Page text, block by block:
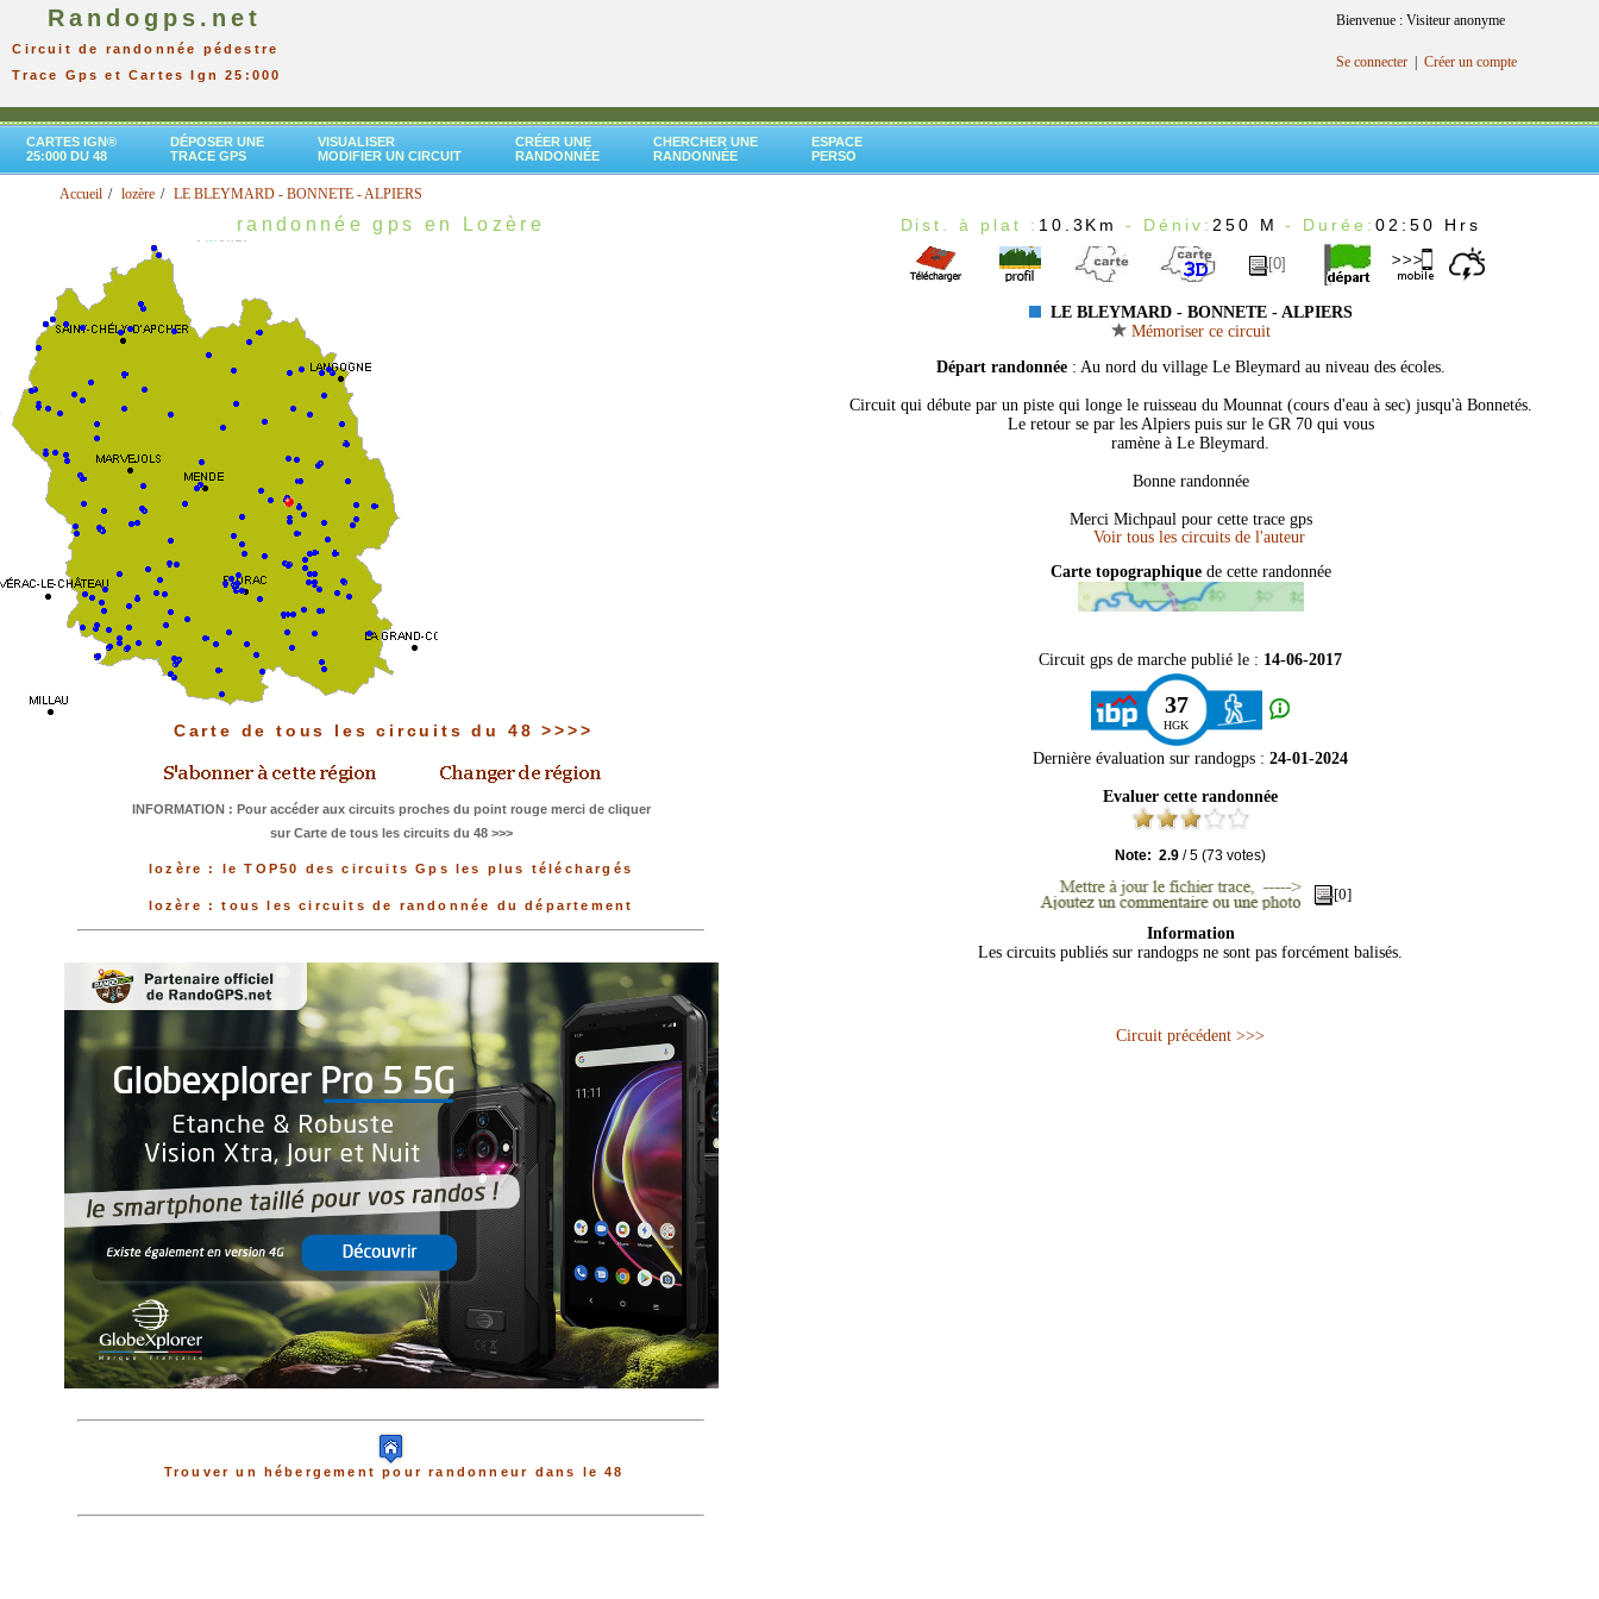
Randogps.net
Circuit de randonnée pédestre
Trace Gps et Cartes Ign 25:000
Bienvenue : Visiteur anonyme
Se connecter Créer un compte
CARTES IGN®
25:000 DU 48
DÉPOSER UNE
TRACE GPS
VISUALISER
MODIFIER UN CIRCUIT
CRÉER UNE
RANDONNÉE
CHERCHER UNE
RANDONNÉE
ESPACE
PERSO
Accueil lozère LE BLEYMARD - BONNETE - ALPIERS
randonnée gps en Lozère
Carte de tous les circuits du 48 >>>>
INFORMATION : Pour accéder aux circuits proches du point rouge merci de cliquer
sur Carte de tous les circuits du 48 >>>
lozère : le TOP50 des circuits Gps les plus téléchargés
lozère : tous les circuits de randonnée du département
Trouver un hébergement pour randonneur dans le 48
Dist. à plat : 10.3Km - Déniv: 250 M- Durée: 02:50 Hrs
[0]
LE BLEYMARD - BONNETE - ALPIERS
Mémoriser ce circuit
Départ randonnée : Au nord du village Le Bleymard au niveau des écoles.
Circuit qui débute par un piste qui longe le ruisseau du Mounnat (cours d'eau à sec) jusqu'à Bonnetés.
Le retour se par les Alpiers puis sur le GR 70 qui vous
ramène à Le Bleymard.
Bonne randonnée
Merci Michpaul pour cette trace gps
Carte topographique de cette randonnée
Circuit gps de marche publié le : 14-06-2017
37
HGK
Dernière évaluation sur randogps : 24-01-2024
Evaluer cette randonnée
Note: 2.9 /5 (73 votes)
[0]
Information
Les circuits publiés sur randogps ne sont pas forcément balisés.
Circuit précédent >>>